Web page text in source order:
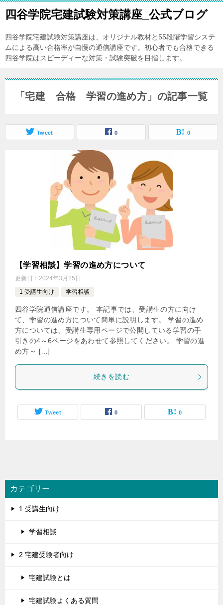
四谷学院宅建試験対策講座_公式ブログ
四谷学院宅建試験対策講座は、オリジナル教材と55段階学習システ
ムによる高い合格率が自慢の通信講座です。初心者でも合格できる
四谷学院はスピーディーな対策・試験突破を目指します。
「宅建 合格 学習の進め方」の記事一覧
Tweet 0 0
【学習相談】学習の進め方について
更新日： 2024年3月25日
1 受講生向け
学習相談
四谷学院通信講座です。 本記事では、受講生の方に向け
て、学習の進め方について簡単に説明します。 学習の進め
方については、受講生専用ページで公開している学習の手
引きの4～6ページをあわせて参照してください。 学習の進
め方～ […]
続きを読む
Tweet 0 0
カテゴリー
1 受講生向け
学習相談
2 宅建受験者向け
宅建試験とは
宅建試験よくある質問